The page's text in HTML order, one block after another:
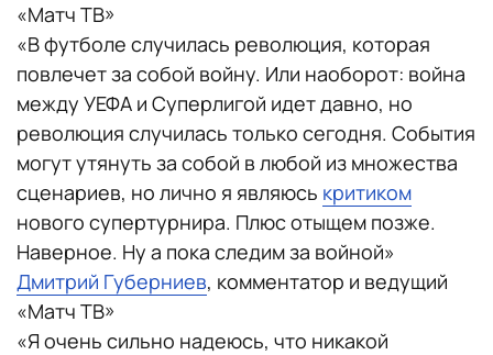
«Матч ТВ»
«В футболе случилась революция, которая
повлечет за собой войну. Или наоборот: война
между УЕФА и Суперлигой идет давно, но
революция случилась только сегодня. События
могут утянуть за собой в любой из множества
сценариев, но лично я являюсь критиком
нового супертурнира. Плюс отыщем позже.
Наверное. Ну а пока следим за войной»
Дмитрий Губерниев, комментатор и ведущий
«Матч ТВ»
«Я очень сильно надеюсь, что никакой